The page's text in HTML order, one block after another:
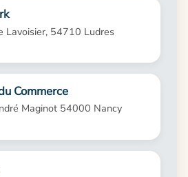
Lavoisier, 54710 Ludres
Commerce
Maginot 54000 Nancy